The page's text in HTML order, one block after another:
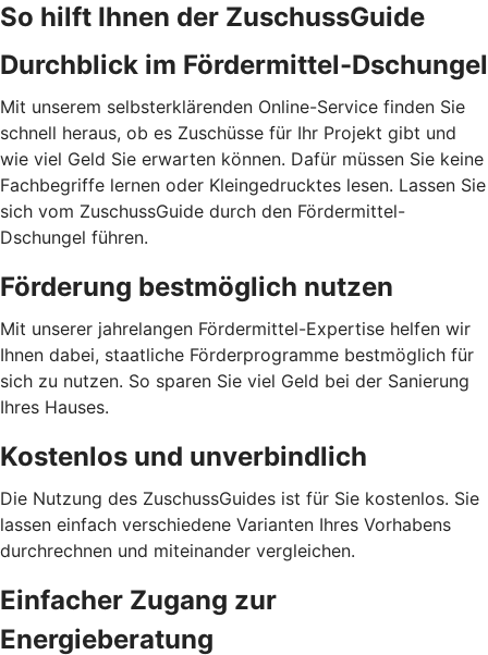
So hilft Ihnen der ZuschussGuide
Durchblick im Fördermittel-Dschungel
Mit unserem selbsterklärenden Online-Service finden Sie
schnell heraus, ob es Zuschüsse für Ihr Projekt gibt und
wie viel Geld Sie erwarten können. Dafür müssen Sie keine
Fachbegriffe lernen oder Kleingedrucktes lesen. Lassen Sie
sich vom ZuschussGuide durch den Fördermittel-
Dschungel führen.
Förderung bestmöglich nutzen
Mit unserer jahrelangen Fördermittel-Expertise helfen wir
Ihnen dabei, staatliche Förderprogramme bestmöglich für
sich zu nutzen. So sparen Sie viel Geld bei der Sanierung
Ihres Hauses.
Kostenlos und unverbindlich
Die Nutzung des ZuschussGuides ist für Sie kostenlos. Sie
lassen einfach verschiedene Varianten Ihres Vorhabens
durchrechnen und miteinander vergleichen.
Einfacher Zugang zur
Energieberatung